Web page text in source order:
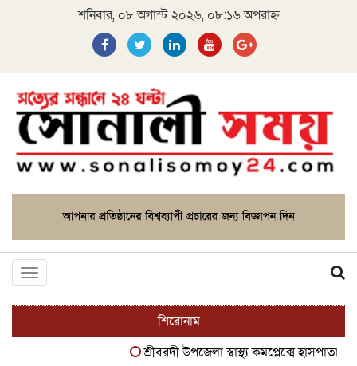
শনিবার, ০৮ অগাস্ট ২০২৬, ০৮:১৬ অপরাহ্ন
Toggle
navigation
শিরোনাম
শ্রীবরদী উপজেলা স্বাস্থ্য কমপ্লেক্সে হাসপাতাল